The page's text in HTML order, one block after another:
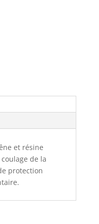
et résine
de la
protection